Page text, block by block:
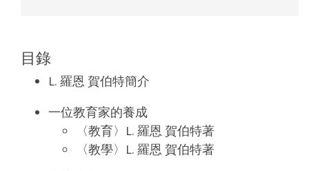
目錄
L. 羅恩 賀伯特簡介
一位教育家的養成
〈教育〉L. 羅恩 賀伯特著
〈教學〉L. 羅恩 賀伯特著